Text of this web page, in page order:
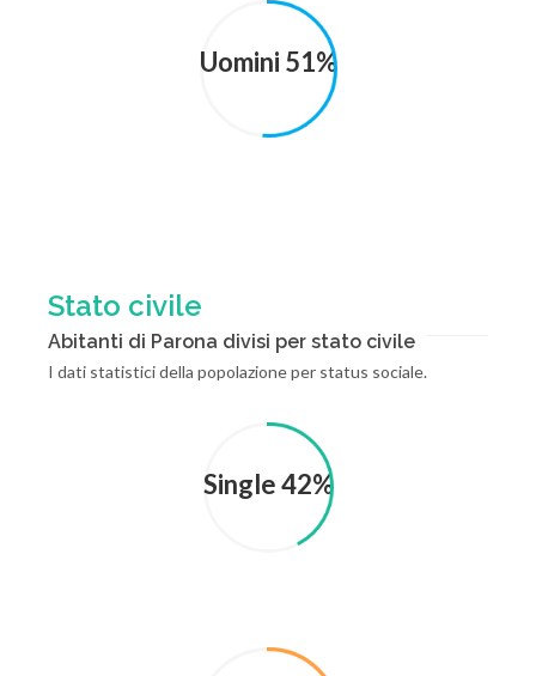
Uomini 51%
Stato civile
Abitanti di Parona divisi per stato civile
I dati statistici della popolazione per status sociale.
Single 42%